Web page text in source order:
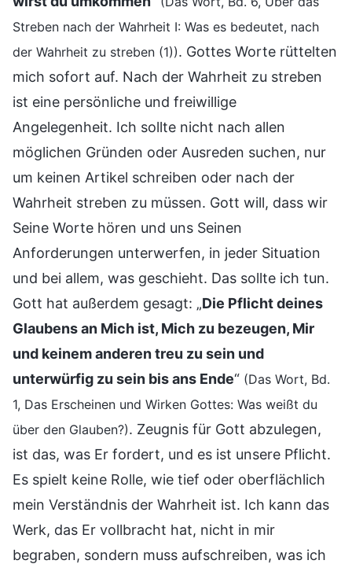
Streben nach der Wahrheit I: Was es bedeutet, nach
der Wahrheit zu streben (1)). Gottes Worte rüttelten
mich sofort auf. Nach der Wahrheit zu streben
ist eine persönliche und freiwillige
Angelegenheit. Ich sollte nicht nach allen
möglichen Gründen oder Ausreden suchen, nur
um keinen Artikel schreiben oder nach der
Wahrheit streben zu müssen. Gott will, dass wir
Seine Worte hören und uns Seinen
Anforderungen unterwerfen, in jeder Situation
und bei allem, was geschieht. Das sollte ich tun.
Gott hat außerdem gesagt: „Die Pflicht deines
Glaubens an Mich ist, Mich zu bezeugen, Mir
und keinem anderen treu zu sein und
unterwürfig zu sein bis ans Ende“ (Das Wort, Bd.
1, Das Erscheinen und Wirken Gottes: Was weißt du
über den Glauben?). Zeugnis für Gott abzulegen,
ist das, was Er fordert, und es ist unsere Pflicht.
Es spielt keine Rolle, wie tief oder oberflächlich
mein Verständnis der Wahrheit ist. Ich kann das
Werk, das Er vollbracht hat, nicht in mir
begraben, sondern muss aufschreiben, was ich